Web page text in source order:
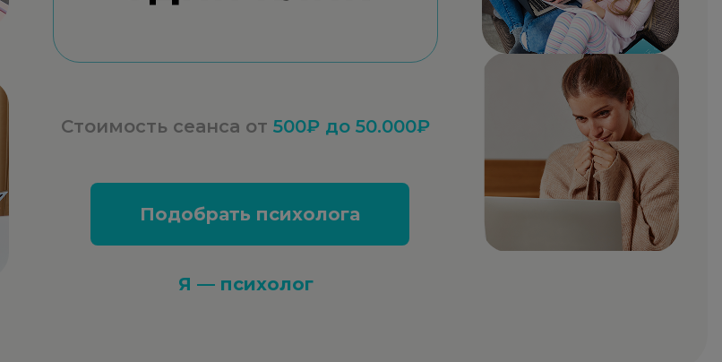
Стоимость сеанса от 500₽ до 50.000₽
Подобрать психолога
Я — психолог